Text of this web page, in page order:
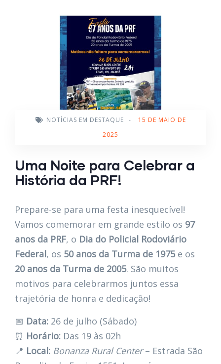
NOTÍCIAS EM DESTAQUE -
15 DE MAIO DE
2025
Uma Noite para Celebrar a
História da PRF!
Prepare-se para uma festa inesquecível!
Vamos comemorar em grande estilo os 97
anos da PRF, o Dia do Policial Rodoviário
Federal, os 50 anos da Turma de 1975e os
20 anos da Turma de 2005. São muitos
motivos para celebrarmos juntos essa
trajetória de honra e dedicação!
📅 Data: 26 de julho (Sábado)
⏰ Horário: Das 19 às 02h
📍 Local: Bonanza Rural Center– Estrada São